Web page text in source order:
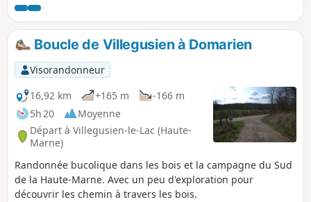
friches et de multitudes de genévriers. La grande plaine
fertile permet la culture des céréales telles que le blé,
l’orge, le maïs ou le colza.
Boucle de Villegusien à Domarien
Visorandonneur
16,92 km
+165 m
-166 m
5h 20
Moyenne
Départ à Villegusien-le-Lac (Haute-
Marne)
Randonnée bucolique dans les bois et la campagne du Sud
de la Haute-Marne. Avec un peu d'exploration pour
découvrir les chemin à travers les bois.